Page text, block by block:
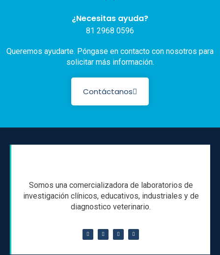
¿Necesitas ayuda?
81 2968 0596
Queremos ayudarte. Póngase en contacto con nosotros para
solicitar más información.
Contáctanos
Somos una comercializadora de laboratorios de
investigación clínicos, educativos, industriales y de
diagnostico veterinario.